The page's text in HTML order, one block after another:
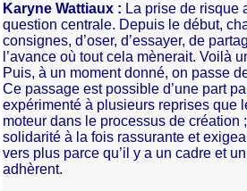
Karyne Wattiaux : La prise de risque
question centrale. Depuis le début,
consignes, d’oser, d’essayer, de
l’avance où tout cela mènerait. Voilà
Puis, à un moment donné, on passe
Ce passage est possible d’une part
expérimenté à plusieurs reprises que
moteur dans le processus de création
solidarité à la fois rassurante et
vers plus parce qu’il y a un cadre et
adhèrent.